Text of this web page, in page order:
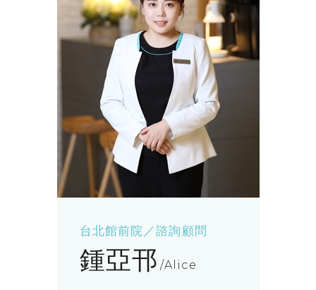
台北館前院／諮詢顧問
鍾亞邗 Alice